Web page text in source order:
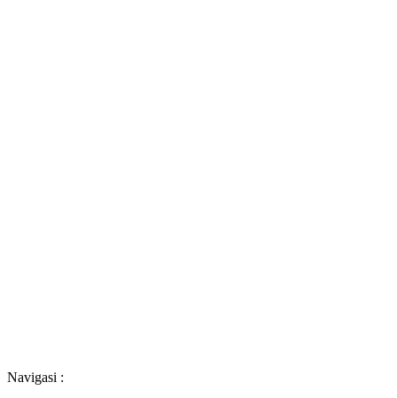
Navigasi :